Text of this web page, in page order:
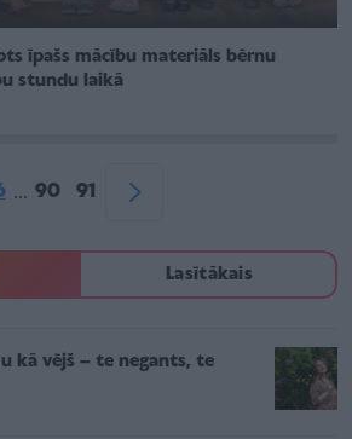
īpašs mācību materiāls bērnu
stundu laikā
... 90 91
Lasītākais
kā vējš – te negants, te